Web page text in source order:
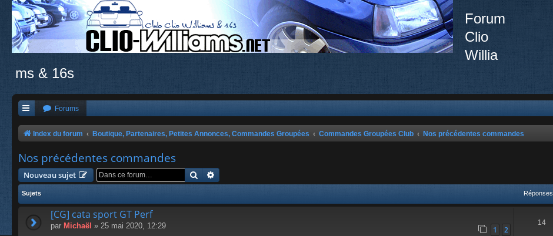
Forum
Clio
Willia
ms & 16s
Forums
Index du forum Boutique, Partenaires, Petites Annonces, Commandes Groupées Commandes Groupées Club Nos précédentes commandes
Nos précédentes commandes
Nouveau sujet Rechercher
Sujets Réponses
[CG] cata sport GT Perf
par Michaël » 25 mai 2020, 12:29 1 2
14